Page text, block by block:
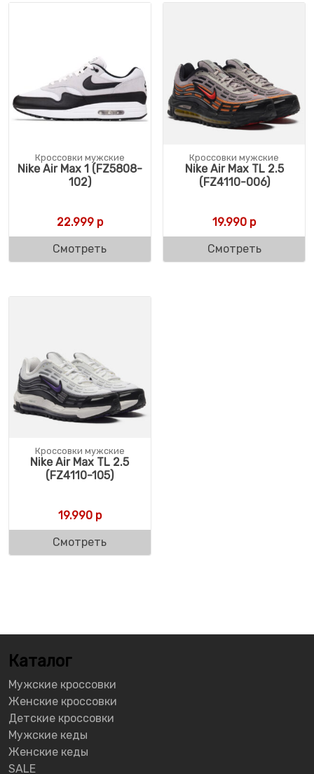
Кроссовки мужские
Nike Air Max 1 (FZ5808-
102)
22.999р
Смотреть
Кроссовки мужские
Nike Air Max TL 2.5
(FZ4110-006)
19.990 р
Смотреть
Кроссовки мужские
Nike Air Max TL 2.5
(FZ4110-105)
19.990р
Смотреть
Каталог
Мужские кроссовки
Женские кроссовки
Детские кроссовки
Мужские кеды
Женские кеды
SALE